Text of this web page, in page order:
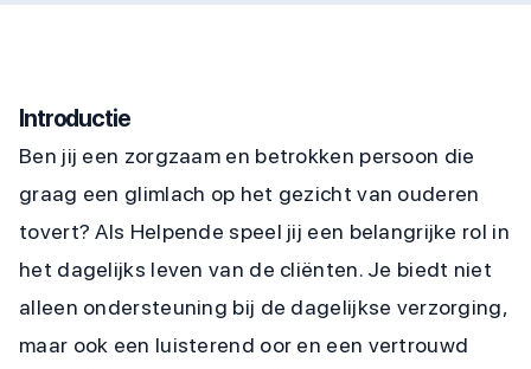
Introductie
Ben jij een zorgzaam en betrokken persoon die
graag een glimlach op het gezicht van ouderen
tovert? Als Helpende speel jij een belangrijke rol in
het dagelijks leven van de cliënten. Je biedt niet
alleen ondersteuning bij de dagelijkse verzorging,
maar ook een luisterend oor en een vertrouwd